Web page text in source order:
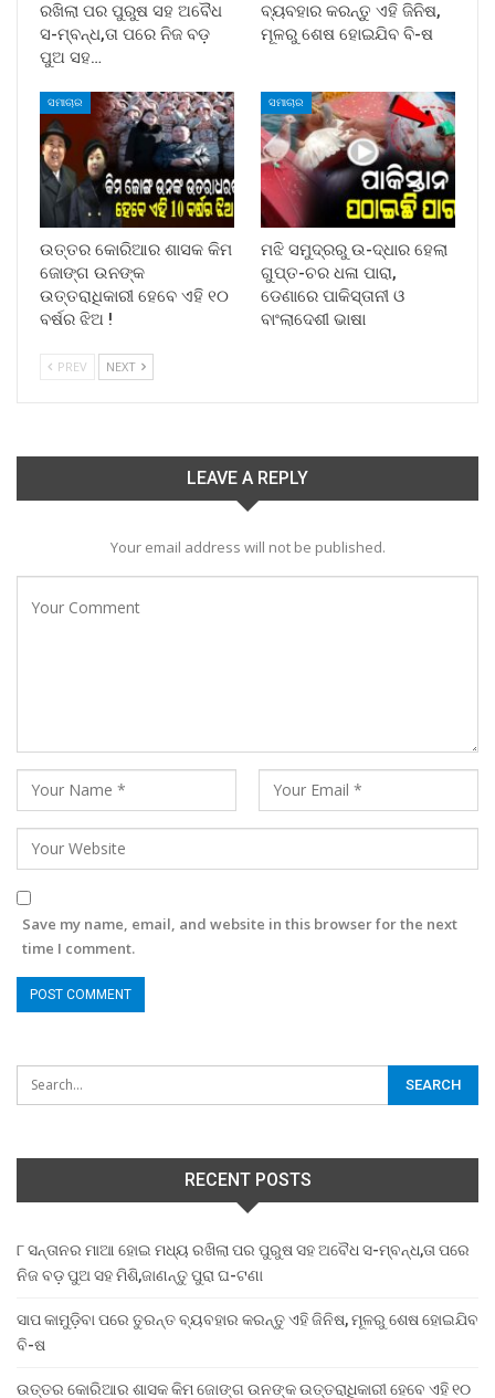
ରଖିଲା ପର ପୁରୁଷ ସହ ଅବୈଧ
ସ-ମ୍ବନ୍ଧ,ତା ପରେ ନିଜ ବଡ଼
ପୁଅ ସହ…
ବ୍ୟବହାର କରନ୍ତୁ ଏହି ଜିନିଷ,
ମୂଳରୁ ଶେଷ ହୋଇଯିବ ବି-ଷ
ସମାଚାର
ଉତ୍ତର କୋରିଆର ଶାସକ କିମ
ଜୋଙ୍ଗ ଉନଙ୍କ
ଉତ୍ତରାଧିକାରୀ ହେବେ ଏହି ୧୦
ବର୍ଷର ଝିଅ !
ସମାଚାର
ମଝି ସମୁଦ୍ରରୁ ଉ-ଦ୍ଧାର ହେଲା
ଗୁପ୍ତ-ଚର ଧଳା ପାରା,
ଡେଣାରେ ପାକିସ୍ତାନୀ ଓ
ବାଂଲାଦେଶୀ ଭାଷା
PREV NEXT
LEAVE A REPLY
Your email address will not be published.
Save my name, email, and website in this browser for the next
time I comment.
RECENT POSTS
୮ ସନ୍ତାନର ମାଆ ହୋଇ ମଧ୍ୟ ରଖିଲା ପର ପୁରୁଷ ସହ ଅବୈଧ ସ-ମ୍ବନ୍ଧ,ତା ପରେ
ନିଜ ବଡ଼ ପୁଅ ସହ ମିଶି,ଜାଣନ୍ତୁ ପୁରା ଘ-ଟଣା
ସାପ କାମୁଡ଼ିବା ପରେ ତୁରନ୍ତ ବ୍ୟବହାର କରନ୍ତୁ ଏହି ଜିନିଷ, ମୂଳରୁ ଶେଷ ହୋଇଯିବ
ବି-ଷ
ଉତ୍ତର କୋରିଆର ଶାସକ କିମ ଜୋଙ୍ଗ ଉନଙ୍କ ଉତ୍ତରାଧିକାରୀ ହେବେ ଏହି ୧୦